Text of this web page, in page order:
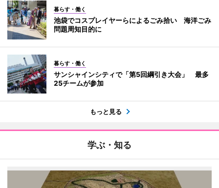
暮らす・働く
池袋でコスプレイヤーらによるごみ拾い 海洋ごみ
問題周知目的に
暮らす・働く
サンシャインシティで「第5回綱引き大会」 最多
25チームが参加
もっと見る
学ぶ・知る